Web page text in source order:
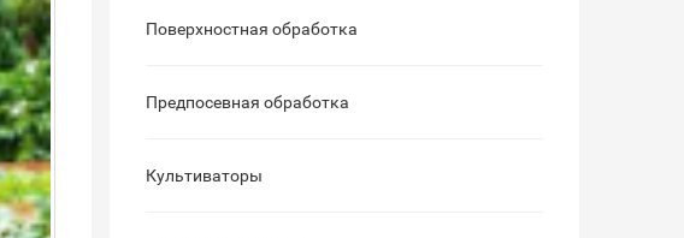
Поверхностная обработка
Предпосевная обработка
Культиваторы